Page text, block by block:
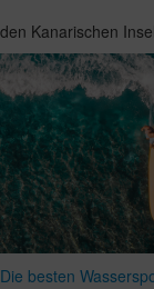
den Kanarischen
Die besten